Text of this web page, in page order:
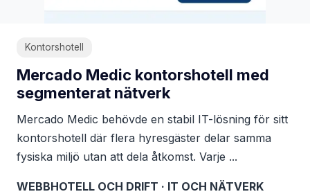
Kontorshotell
Mercado Medic kontorshotell med
segmenterat nätverk
Mercado Medic behövde en stabil IT-lösning för sitt
kontorshotell där flera hyresgäster delar samma
fysiska miljö utan att dela åtkomst. Varje ...
WEBBHOTELL OCH DRIFT · IT OCH NÄTVERK